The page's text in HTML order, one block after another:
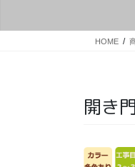
HOME
開き